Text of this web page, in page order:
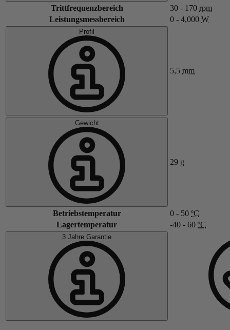
Trittfrequenzbereich 30 - 170 rpm
Leistungsmessbereich
0 - 4,000 W
Profil
5,5 mm
Gewicht
29 g
Betriebstemperatur 0 - 50 ºC
Lagertemperatur
-40 - 60 ºC
3 Jahre Garantie